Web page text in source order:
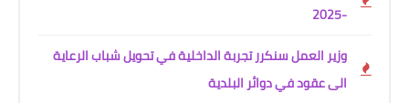
-2025
وزير العمل سنكرر تجربة الداخلية في تحويل شباب الرعاية
الى عقود في دوائر البلدية